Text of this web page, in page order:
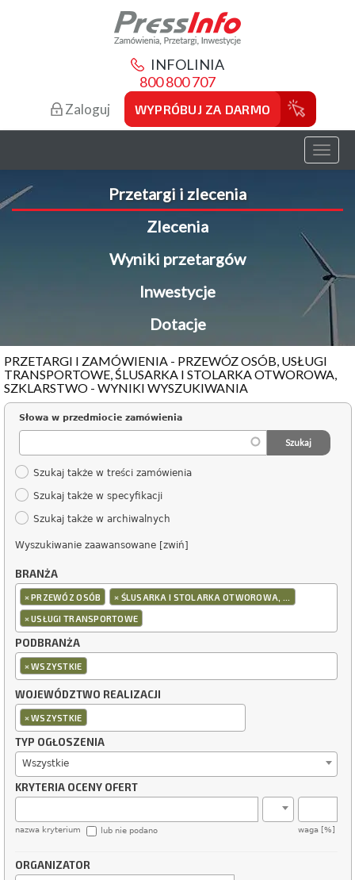
INFOLINIA
800 800 707
Zaloguj WYPRÓBUJ ZA DARMO
Toggle
Przetargi i zlecenia
Zlecenia
Wyniki przetargów
Inwestycje
Dotacje
PRZETARGI I ZAMÓWIENIA - PRZEWÓZ OSÓB, USŁUGI
TRANSPORTOWE, ŚLUSARKA I STOLARKA OTWOROWA,
SZKLARSTWO - WYNIKI WYSZUKIWANIA
Słowa w przedmiocie zamówienia
Szukaj także w treści zamówienia
Szukaj także w specyfikacji
Szukaj także w archiwalnych
Wyszukiwanie zaawansowane [zwiń]
BRANŻA
×PRZEWÓZ OSÓB × ŚLUSARKA I STOLARKA OTWOROWA, ...
×USŁUGI TRANSPORTOWE
PODBRANŻA
×WSZYSTKIE
WOJEWÓDZTWO REALIZACJI
×WSZYSTKIE
TYP OGŁOSZENIA
Wszystkie
KRYTERIA OCENY OFERT
nazwa kryterium waga [%]
lub nie podano
ORGANIZATOR